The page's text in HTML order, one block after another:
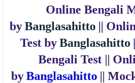
Online Bengali
byBanglasahitto ||
Test by Banglasahitto
Bengali Test ||
byBanglasahitto ||